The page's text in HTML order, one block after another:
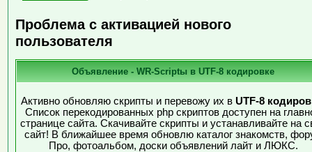
Проблема с активацией нового
пользователя
Объявление - WR-Scriptы в UTF-8 кодировке
Активно обновляю скрипты и перевожу их в UTF-8
Список перекодированных php скриптов доступен на
странице сайта. Скачивайте скрипты и устанавливайте на
сайт! В ближайшее время обновлю каталог знакомств,
Про, фотоальбом, доски объявлений лайт и ЛЮКС.